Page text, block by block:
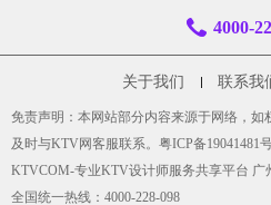
4000-
关于我们 联系我
免责声明：本网站部分内容来源于网络，
及时与KTV网客服联系。 粤ICP备19041481
KTVCOM-专业KTV设计师服务共享平台 广
全国统一热线：4000-228-098